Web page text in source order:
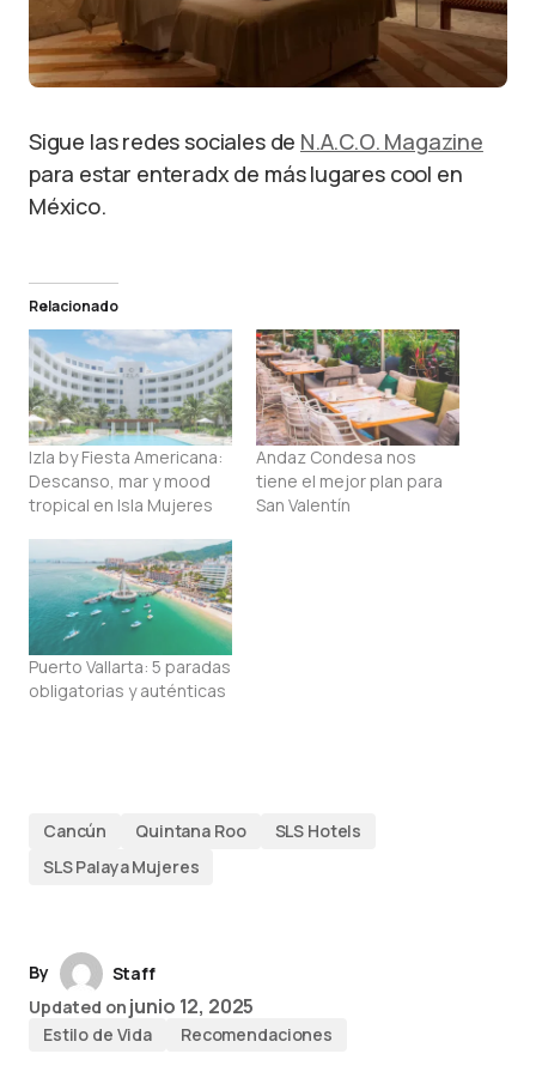
Sigue las redes sociales de N.A.C.O. Magazine
para estar enteradx de más lugares cool en
México.
Relacionado
Izla by Fiesta Americana:
Descanso, mar y mood
tropical en Isla Mujeres
Andaz Condesa nos
tiene el mejor plan para
San Valentín
Puerto Vallarta: 5 paradas
obligatorias y auténticas
Cancún Quintana Roo
SLS Hotels
SLS Palaya Mujeres
By
Staff
Updated on junio 12, 2025
Estilo de Vida Recomendaciones